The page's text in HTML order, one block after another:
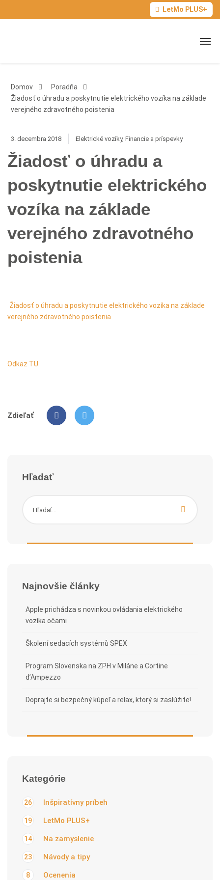
LetMo PLUS+
Domov
Poradňa
Žiadosť o úhradu a poskytnutie elektrického vozíka na základe
verejného zdravotného poistenia
3. decembra 2018 Elektrické vozíky, Financie a príspevky
Žiadosť o úhradu a
poskytnutie elektrického
vozíka na základe
verejného zdravotného
poistenia
Žiadosť o úhradu a poskytnutie elektrického vozíka na základe
verejného zdravotného poistenia
Odkaz TU
Zdieľať
Hľadať
Najnovšie články
Apple prichádza s novinkou ovládania elektrického
vozíka očami
Školení sedacích systémů SPEX
Program Slovenska na ZPH v Miláne a Cortine
d’Ampezzo
Doprajte si bezpečný kúpeľ a relax, ktorý si zaslúžite!
Kategórie
Inšpiratívny príbeh
26
LetMo PLUS+
19
Na zamyslenie
14
Návody a tipy
23
Ocenenia
8